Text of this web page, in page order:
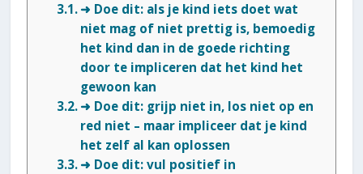
➜ Doe dit: als je kind iets doet wat
niet mag of niet prettig is, bemoedig
het kind dan in de goede richting
door te impliceren dat het kind het
gewoon kan
➜ Doe dit: grijp niet in, los niet op en
red niet – maar impliceer dat je kind
het zelf al kan oplossen
➜ Doe dit: vul positief in